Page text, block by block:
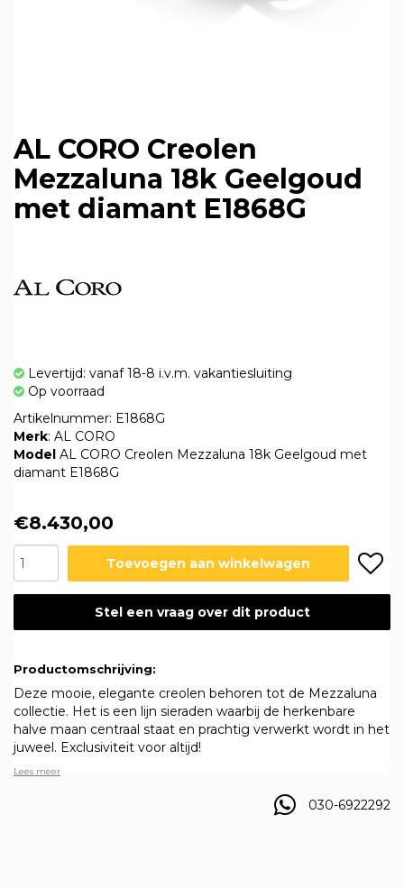
AL CORO Creolen
Mezzaluna 18k Geelgoud
met diamant E1868G
Levertijd: vanaf 18-8 i.v.m. vakantiesluiting
Op voorraad
Artikelnummer: E1868G
Merk: AL CORO
Model AL CORO Creolen Mezzaluna 18k Geelgoud met
diamant E1868G
€8.430,00
Toevoegen aan winkelwagen
Stel een vraag over dit product
Productomschrijving:
Deze mooie, elegante creolen behoren tot de Mezzaluna
collectie. Het is een lijn sieraden waarbij de herkenbare
halve maan centraal staat en prachtig verwerkt wordt in het
juweel. Exclusiviteit voor altijd!
Lees meer
030-6922292